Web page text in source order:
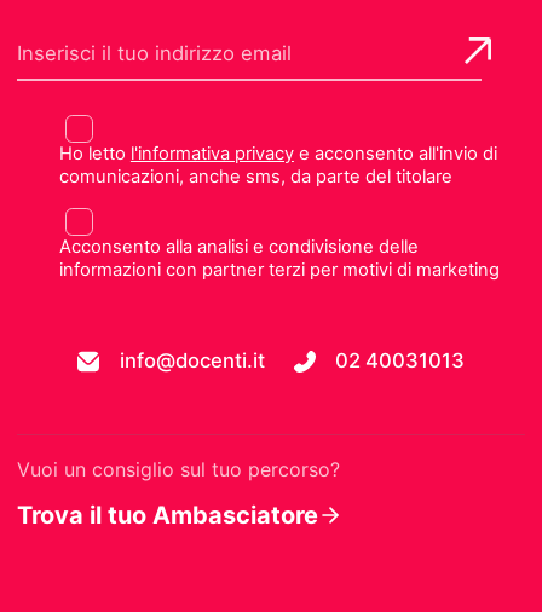
Ho letto l'informativa privacye acconsento all'invio di
comunicazioni, anche sms, da parte del titolare
Acconsento alla analisi e condivisione delle
informazioni con partner terzi per motivi di marketing
info@docenti.it 02 40031013
Vuoi un consiglio sul tuo percorso?
Trova il tuo Ambasciatore